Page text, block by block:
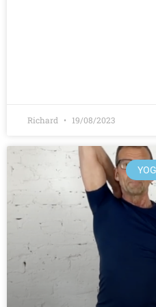
Richard 19/08/2023